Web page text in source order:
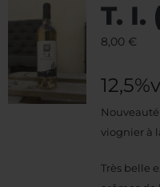
T. I.
8,00 €
Nouveauté
viognier à
Très belle